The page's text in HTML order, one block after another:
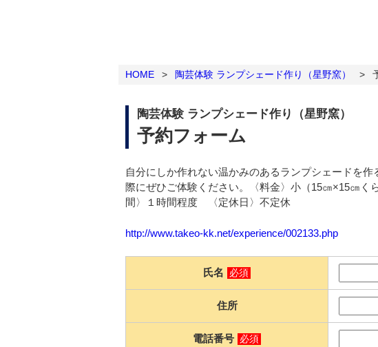
HOME > 陶芸体験 ランプシェード作り（星野窯） >
陶芸体験 ランプシェード作り（星野窯）
予約フォーム
自分にしか作れない温かみのあるランプシェードを
際にぜひご体験ください。〈料金〉小（15㎝×15㎝く
間〉１時間程度 〈定休日〉不定休
http://www.takeo-kk.net/experience/002133.php
氏名 必須
住所
電話番号 必須